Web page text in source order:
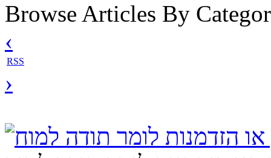
Browse Articles By
‹
RSS
›
הזדמנות לומר תודה למוח